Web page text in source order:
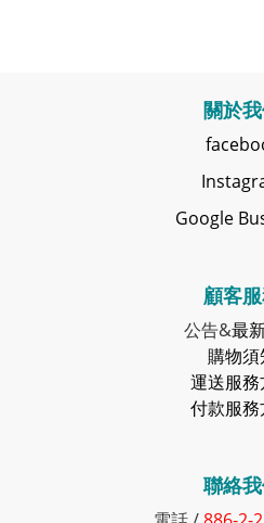
關於
Google
顧客
公告&最
購物須
運送服
付款服
聯絡